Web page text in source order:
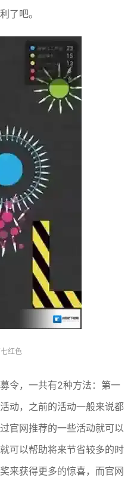
了吧。
红色
令，一共有2种方法：第一
动，之前的活动一般来说都
官网推荐的一些活动就可以
可以帮助将来节省较多的时
来获得更多的惊喜，而官网